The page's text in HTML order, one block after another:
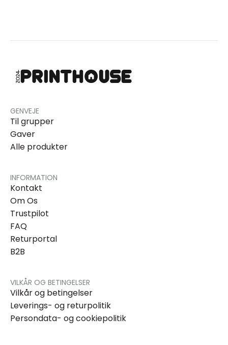
GENVEJE
Til grupper
Gaver
Alle produkter
INFORMATION
Kontakt
Om Os
Trustpilot
FAQ
Returportal
B2B
VILKÅR OG BETINGELSER
Vilkår og betingelser
Leverings- og returpolitik
Persondata- og cookiepolitik